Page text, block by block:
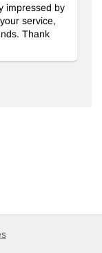
impressed by
service,
Thank